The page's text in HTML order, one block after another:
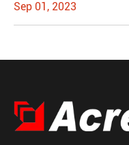
Sep 01, 2023